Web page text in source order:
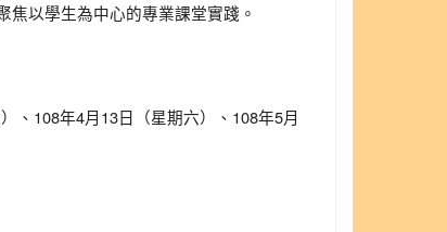
以學生為中心的專業課堂實踐。
、108年4月13日（星期六）、108年5月